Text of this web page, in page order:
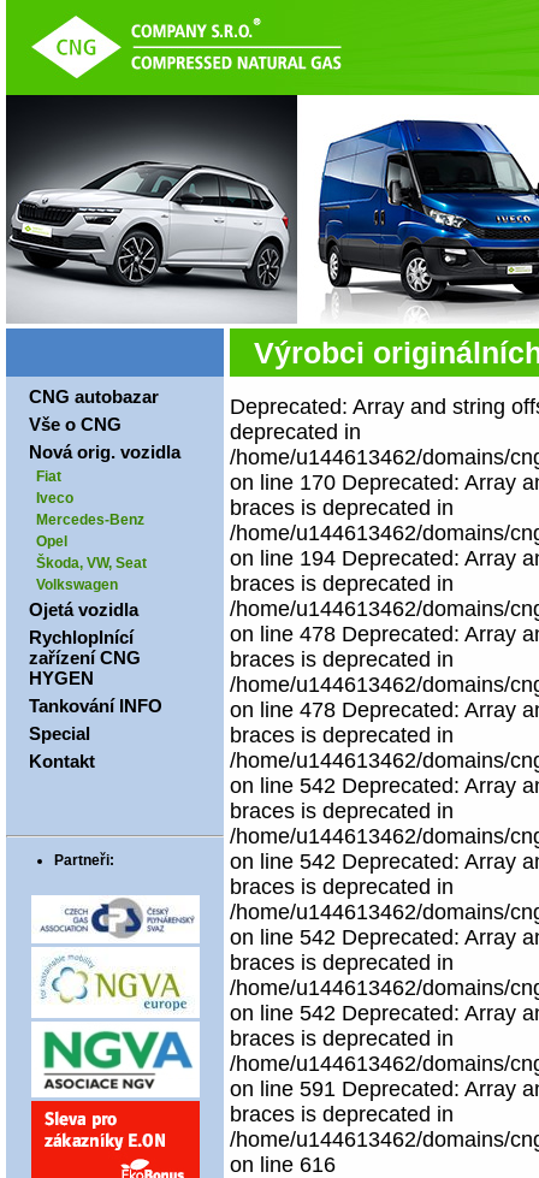
Výrobci
Deprecated: Array and string
deprecated in
/home/u144613462/domains/
on line 170 Deprecated: Array
braces is deprecated in
/home/u144613462/domains/
on line 194 Deprecated: Array
braces is deprecated in
/home/u144613462/domains/
on line 478 Deprecated: Array
braces is deprecated in
/home/u144613462/domains/
on line 478 Deprecated: Array
braces is deprecated in
/home/u144613462/domains/
on line 542 Deprecated: Array
braces is deprecated in
/home/u144613462/domains/
on line 542 Deprecated: Array
braces is deprecated in
/home/u144613462/domains/
on line 542 Deprecated: Array
braces is deprecated in
/home/u144613462/domains/
on line 542 Deprecated: Array
braces is deprecated in
/home/u144613462/domains/
on line 591 Deprecated: Array
braces is deprecated in
/home/u144613462/domains/
on line 616
CNG autobazar
Vše o CNG
Nová orig. vozidla
Fiat
Iveco
Mercedes-Benz
Opel
Škoda, VW, Seat
Volkswagen
Ojetá vozidla
Rychloplnící
zařízení CNG
HYGEN
Tankování INFO
Special
Kontakt
Partneři: